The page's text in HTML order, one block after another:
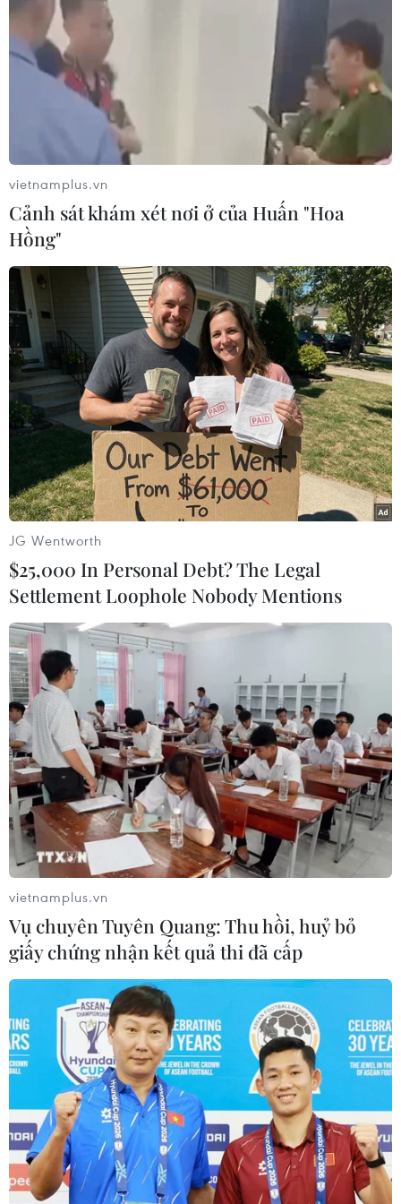
Trà Vinh: Bắt 4 người môi giới nhà đất gây
thất thoát tài sản nhà nước
07/07/2019 07:32
Cơ quan Cảnh sát điều tra Công an tỉnh Trà Vinh đã
tống đạt quyết định khởi tố bị can, thi hành lệnh bắt tạm
giam 4 người môi giới nhà đất.
Trà Vinh: Khởi tố thêm 2 bị can gây thất
thoát tài sản nhà nước
03/01/2020 09:14
Hai bị can Phú Thanh Tâm và Trầm Ngọc Long đã cấu
kết với “cò đất” chuyển mục đích sử dụng 6 thửa đất ở
thành phố Trà Vinh, gây thất thoát cho Nhà nước tổng
cộng trên 4 tỷ đồng.
vietnamplus.vn
Cảnh sát khám xét nơi ở của Huấn "Hoa
Hồng"
JG Wentworth
$25,000 In Personal Debt? The Legal
Settlement Loophole Nobody Mentions
vietnamplus.vn
Vụ chuyên Tuyên Quang: Thu hồi, huỷ bỏ
giấy chứng nhận kết quả thi đã cấp